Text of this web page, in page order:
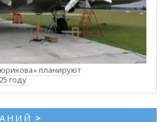
планируют
году
>